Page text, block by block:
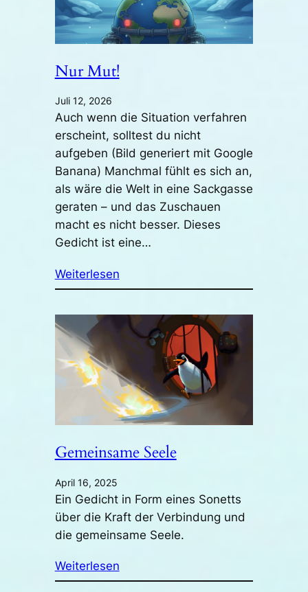
Nur Mut!
Juli 12, 2026
Auch wenn die Situation verfahren
erscheint, solltest du nicht
aufgeben (Bild generiert mit Google
Banana) Manchmal fühlt es sich an,
als wäre die Welt in eine Sackgasse
geraten – und das Zuschauen
macht es nicht besser. Dieses
Gedicht ist eine…
Weiterlesen
Gemeinsame Seele
April 16, 2025
Ein Gedicht in Form eines Sonetts
über die Kraft der Verbindung und
die gemeinsame Seele.
Weiterlesen